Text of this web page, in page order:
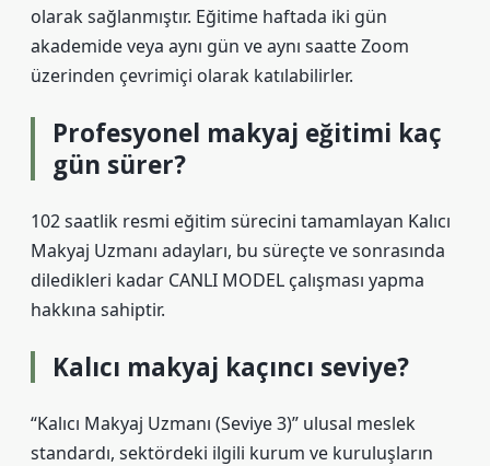
olarak sağlanmıştır. Eğitime haftada iki gün
akademide veya aynı gün ve aynı saatte Zoom
üzerinden çevrimiçi olarak katılabilirler.
Profesyonel makyaj eğitimi kaç
gün sürer?
102 saatlik resmi eğitim sürecini tamamlayan Kalıcı
Makyaj Uzmanı adayları, bu süreçte ve sonrasında
diledikleri kadar CANLI MODEL çalışması yapma
hakkına sahiptir.
Kalıcı makyaj kaçıncı seviye?
“Kalıcı Makyaj Uzmanı (Seviye 3)” ulusal meslek
standardı, sektördeki ilgili kurum ve kuruluşların